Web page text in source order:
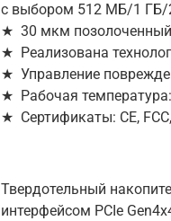
с выбором 512 МБ/1 ГБ/
★ 30 мкм позолоченный
★ Реализована
★ Управление
★ Рабочая температура:
★ Сертификаты: CE,
Твердотельный
интерфейсом PCIe